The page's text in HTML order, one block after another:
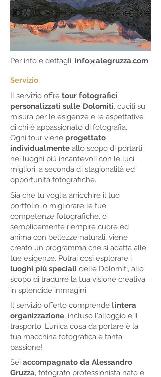
Per info e dettagli: info@alegruzza.com
Servizio
Il servizio offre tour fotografici
personalizzati sulle Dolomiti, cuciti su
misura per le esigenze e le aspettative
di chi è appassionato di fotografia.
Ogni tour viene progettato
individualmente allo scopo di portarti
nei luoghi più incantevoli con le luci
migliori, a seconda di stagionalità ed
opportunità fotografiche.
Sia che tu voglia arricchire il tuo
portfolio, o migliorare le tue
competenze fotografiche, o
semplicemente riempire cuore ed
anima con bellezze naturali, viene
creato un programma che si adatta alle
tue esigenze. Potrai così esplorare i
luoghi più speciali delle Dolomiti, allo
scopo di tradurre la tua visione creativa
in splendide immagini.
Il servizio offerto comprende l’intera
organizzazione, incluso l'alloggio e il
trasporto. L’unica cosa da portare è la
tua macchina fotografica e tanta
passione!
Sei accompagnato da Alessandro
Gruzza, fotografo professionista nato e